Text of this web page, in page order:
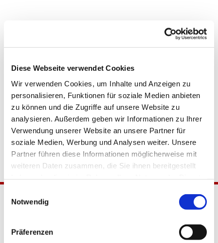
Diese Webseite verwendet Cookies
Wir verwenden Cookies, um Inhalte und Anzeigen zu
personalisieren, Funktionen für soziale Medien anbieten
zu können und die Zugriffe auf unsere Website zu
analysieren. Außerdem geben wir Informationen zu Ihrer
Verwendung unserer Website an unsere Partner für
soziale Medien, Werbung und Analysen weiter. Unsere
Partner führen diese Informationen möglicherweise mit
weiteren Daten zusammen, die Sie ihnen bereitgestellt
Notwendig
Präferenzen